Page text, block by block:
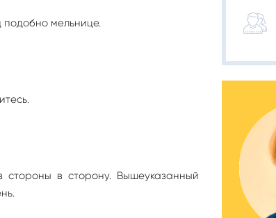
мельнице.
в сторону. Вышеуказанный